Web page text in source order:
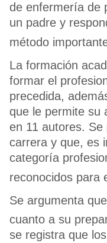
de enfermería de
un padre y
método
La formación
formar el
precedida,
que le permite su
en 11 autores.
carrera y que, es
categoría
reconocidos para
Se argumenta
cuanto a su
se registra que